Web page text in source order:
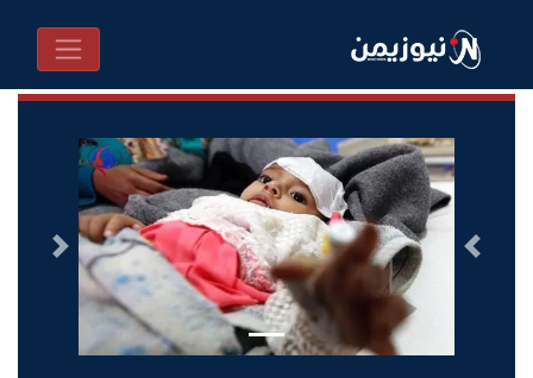
السابق التالى